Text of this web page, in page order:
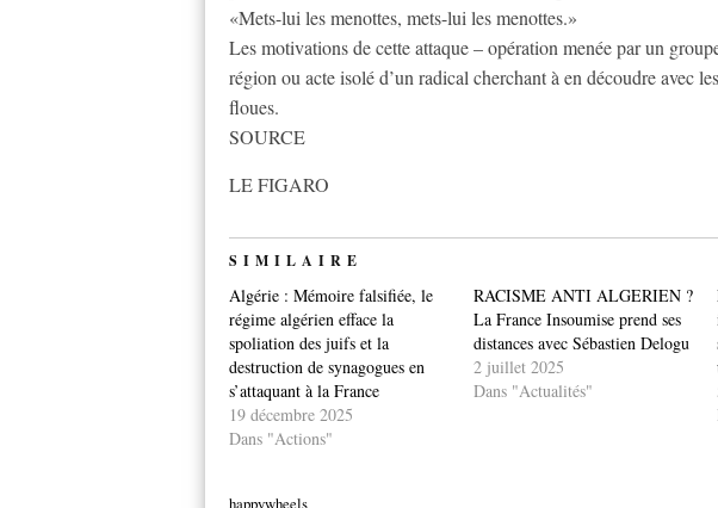
«Mets-lui les menottes, mets-lui les menottes.»
Les motivations de cette attaque – opération menée par un
région ou acte isolé d’un radical cherchant à en découdre avec
floues.
SOURCE
LE FIGARO
SIMILAIRE
Algérie : Mémoire falsifiée, le
régime algérien efface la
spoliation des juifs et la
destruction de synagogues en
s’attaquant à la France
19 décembre 2025
Dans "Actions"
RACISME ANTI ALGERIEN ?
La France Insoumise prend ses
distances avec Sébastien Delogu
2 juillet 2025
Dans "Actualités"
happywheels